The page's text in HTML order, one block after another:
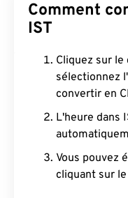
Comment
IST
Cliquez sur le
sélectionnez
convertir en
L'heure dans
Vous pouvez
cliquant sur